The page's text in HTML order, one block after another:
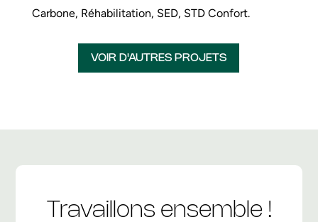
Carbone, Réhabilitation, SED, STD Confort.
VOIR D'AUTRES PROJETS
Travaillons ensemble !